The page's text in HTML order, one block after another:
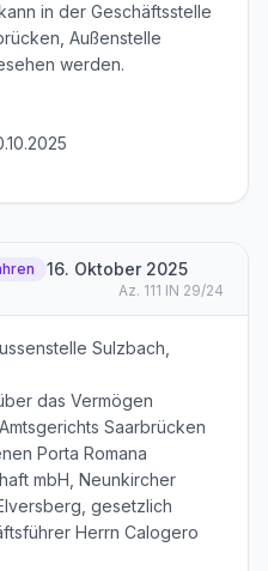
in der Geschäftsstelle
Außenstelle
werden.
16. Oktober 2025
Az. 111 IN 29/24
Sulzbach,
das Vermögen
Saarbrücken
Porta Romana
mbH, Neunkircher
gesetzlich
Herrn Calogero